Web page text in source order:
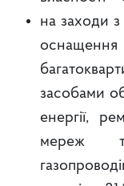
на заходи
засобами
енергії,
мереж